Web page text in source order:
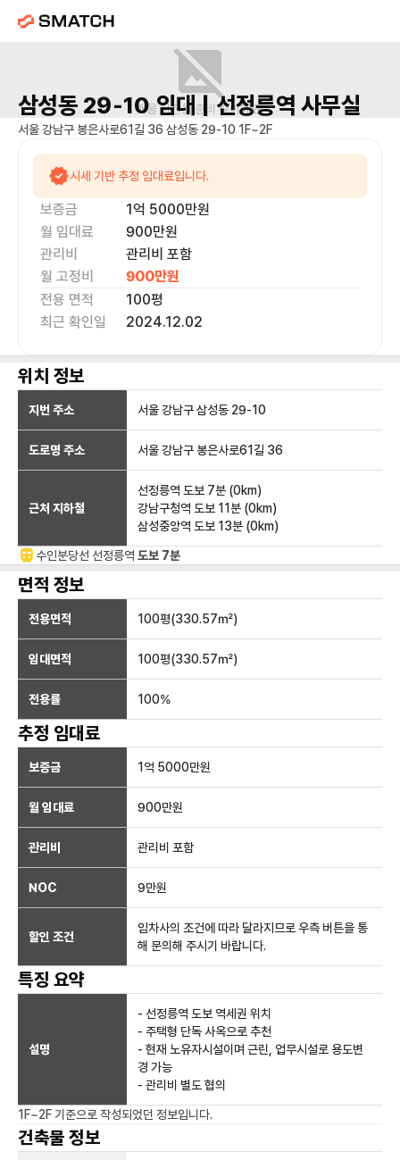
매물 사진을 준비 중이에요.
삼성동 29-10임대 | 선정릉역 사무실
서울 강남구 봉은사로61길 36 삼성동 29-10 1F~2F
시세 기반 추정 임대료입니다.
보증금 1억 5000만원
월 임대료
900만원
관리비
관리비 포함
월 고정비
900만원
전용 면적
100평
최근 확인일
2024.12.02
위치 정보
지번 주소 서울 강남구 삼성동 29-10
도로명 주소 서울 강남구 봉은사로61길 36
근처 지하철
선정릉역 도보 7분 (0km)
강남구청역 도보 11분 (0km)
삼성중앙역 도보 13분 (0km)
수인분당선 선정릉역 도보 7분
면적 정보
전용면적 100평(330.57㎡)
임대면적 100평(330.57㎡)
전용률 100%
추정 임대료
보증금 1억 5000만원
월 임대료 900만원
관리비 관리비 포함
NOC 9만원
할인 조건
임차사의 조건에 따라 달라지므로 우측 버튼을 통
해 문의해 주시기 바랍니다.
특징 요약
설명
- 선정릉역 도보 역세권 위치
- 주택형 단독 사옥으로 추천
- 현재 노유자시설이며 근린, 업무시설로 용도변
경 가능
- 관리비 별도 협의
1F~2F 기준으로 작성되었던 정보입니다.
건축물 정보